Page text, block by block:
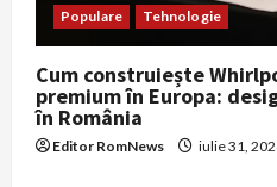
Populare Tehnologie
Cum construiește
premium în Europa:
în România
Editor RomNews iulie 31,